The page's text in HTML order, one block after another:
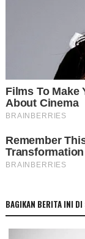
BAGIKAN BERITA INI DI